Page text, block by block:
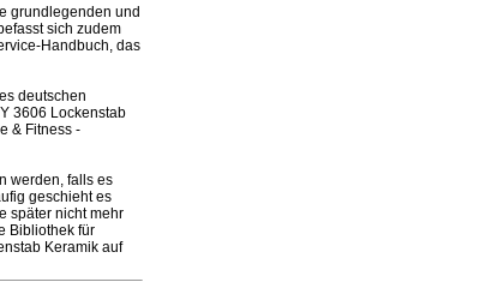
grundlegenden und
sich zudem
Handbuch, das
deutschen
3606 Lockenstab
& Fitness -
werden, falls es
geschieht es
später nicht mehr
Bibliothek für
Keramik auf